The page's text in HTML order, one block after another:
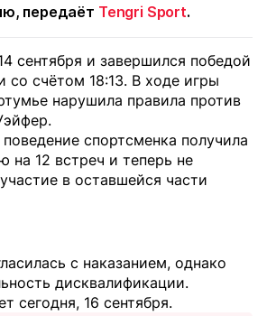
передаёт Tengri Sport.
сентября и завершился победой
со счётом 18:13. В ходе игры
нарушила правила против
спортсменка получила
на 12 встреч и теперь не
в оставшейся части
с наказанием, однако
дисквалификации.
сегодня, 16 сентября.